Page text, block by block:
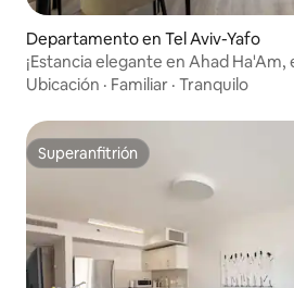
Departamento en Tel Aviv-Yafo
¡Estancia elegante en Ahad Ha'Am,
Ubicación · Familiar · Tranquilo
Superanfitrión
Superanfitrión